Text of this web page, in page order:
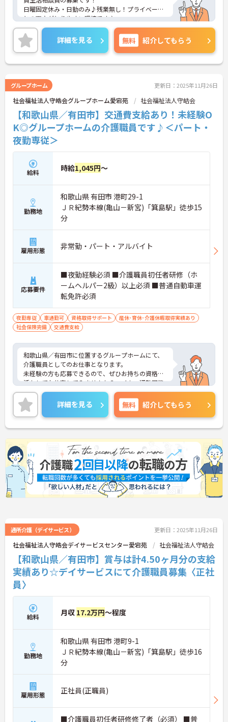
日曜固定休み・日勤のみ♪残業無し！プライベート
との両立がとりやすい環境です♪
ご興味ある方には、面接対策ポイントなど、さらに
詳細をお話しいたしますのでお気軽にご相談くださ
い。
詳細を見る 無料 紹介してもらう
グループホーム 更新日：2025年11月26日
社会福祉法人守皓会グループホーム愛宕苑 社会福祉法人守皓会
【和歌山県／有田市】交通費支給あり！未経験O
K◎グループホームの介護職員です♪＜パート・
夜勤専従＞
給料 時給1,045円～
勤務地
和歌山県 有田市 港町29-1
ＪＲ紀勢本線(亀山－新宮)「箕島駅」徒歩15
分
雇用形態 非常勤・パート・アルバイト
応募要件
■夜勤経験必須 ■介護職員初任者研修（ホ
ームヘルパー2級）以上必須 ■普通自動車運
転免許必須
夜勤専従 車通勤可 資格取得サポート
産休･育休･介護休暇取得実績あり
社会保険完備
交通費支給
和歌山県／有田市に位置するグループホームにて、
介護職員としてのお仕事となります。
未経験の方も応募できるので、ぜひお持ちの資格を
活かしてお仕事してみませんか？マイカー通勤可能
となっており、駐車場を完備しているので通勤の際
は心配いりません◎
ご興味ある方は面接ポイントをお伝えしますので、
お気軽にお問い合わせください♪
詳細を見る 無料 紹介してもらう
通所介護（デイサービス） 更新日：2025年11月26日
社会福祉法人守皓会デイサービスセンター愛宕苑 社会福祉法人守皓会
【和歌山県／有田市】賞与は計4.50ヶ月分の支給
実績あり☆デイサービスにて介護職員募集〈正社
員〉
給料 月収 17.2万円～程度
勤務地
和歌山県 有田市 港町9-1
ＪＲ紀勢本線(亀山－新宮)「箕島駅」徒歩16
分
雇用形態 正社員(正職員)
■介護職員初任者研修修了者（必須） ■普